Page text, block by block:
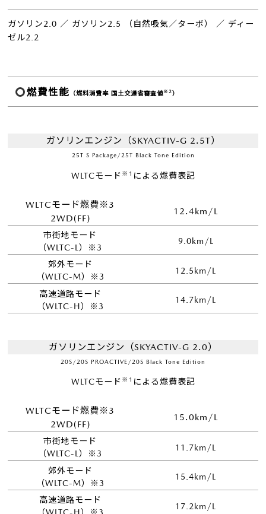
ガソリン2.0 ／ ガソリン2.5 （自然吸気／ターボ） ／ ディー
ゼル2.2
燃費性能 （燃料消費率 国土交通省審査値※2）
ガソリンエンジン（SKYACTIV-G 2.5T）
25T S Package/25T Black Tone Edition
WLTCモード ※1 による燃費表記
WLTCモード燃費※3
2WD(FF)
12.4km/L
市街地モード
（WLTC-L）※3
9.0km/L
郊外モード
（WLTC-M）※3
12.5km/L
高速道路モード
（WLTC-H）※3
14.7km/L
ガソリンエンジン（SKYACTIV-G 2.0）
20S/20S PROACTIVE/20S Black Tone Edition
WLTCモード ※1 による燃費表記
WLTCモード燃費※3
2WD(FF)
15.0km/L
市街地モード
（WLTC-L）※3
11.7km/L
郊外モード
（WLTC-M）※3
15.4km/L
高速道路モード
17.2km/L